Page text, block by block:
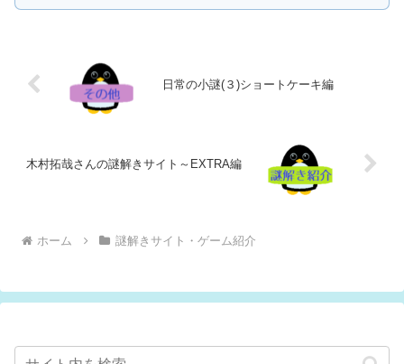
日常の小謎(３)ショートケーキ編
木村拓哉さんの謎解きサイト～EXTRA編
ホーム 謎解きサイト・ゲーム紹介